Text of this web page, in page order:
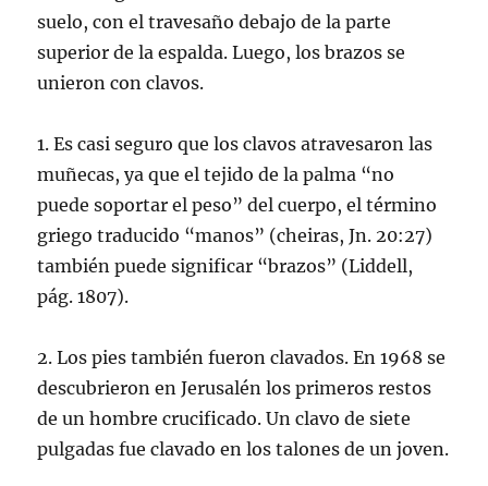
suelo, con el travesaño debajo de la parte
superior de la espalda. Luego, los brazos se
unieron con clavos.
1. Es casi seguro que los clavos atravesaron las
muñecas, ya que el tejido de la palma “no
puede soportar el peso” del cuerpo, el término
griego traducido “manos” (cheiras, Jn. 20:27)
también puede significar “brazos” (Liddell,
pág. 1807).
2. Los pies también fueron clavados. En 1968 se
descubrieron en Jerusalén los primeros restos
de un hombre crucificado. Un clavo de siete
pulgadas fue clavado en los talones de un joven.